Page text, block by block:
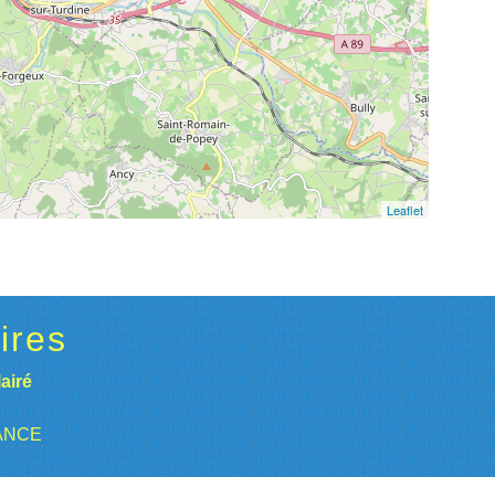
Leaflet